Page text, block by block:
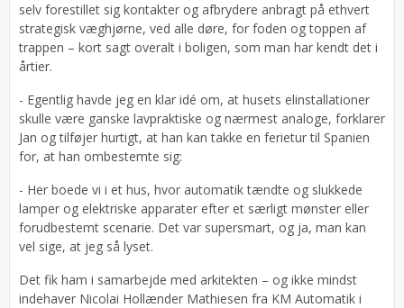
selv forestillet sig kontakter og afbrydere anbragt på ethvert
strategisk væghjørne, ved alle døre, for foden og toppen af
trappen – kort sagt overalt i boligen, som man har kendt det i
årtier.
- Egentlig havde jeg en klar idé om, at husets elinstallationer
skulle være ganske lavpraktiske og nærmest analoge, forklarer
Jan og tilføjer hurtigt, at han kan takke en ferietur til Spanien
for, at han ombestemte sig:
- Her boede vi i et hus, hvor automatik tændte og slukkede
lamper og elektriske apparater efter et særligt mønster eller
forudbestemt scenarie. Det var supersmart, og ja, man kan
vel sige, at jeg så lyset.
Det fik ham i samarbejde med arkitekten – og ikke mindst
indehaver Nicolai Hollænder Mathiesen fra KM Automatik i